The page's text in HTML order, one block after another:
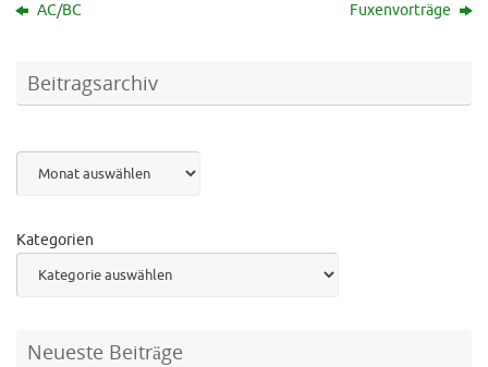
AC/BC Fuxenvorträge
Beitragsarchiv
Kategorien
Neueste Beiträge